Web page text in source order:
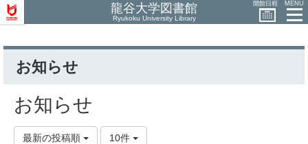
龍谷大学図書館
Ryukoku University Library
開館日程 MENU
お知らせ
お知らせ
最新の投稿順 10件